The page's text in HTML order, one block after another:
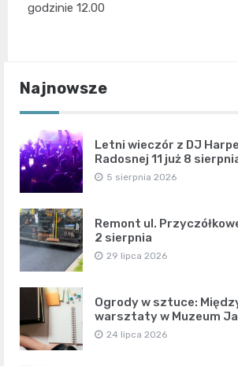
godzinie 12.00
Najnowsze
Letni wieczór z DJ
Radosnej 11 już 8
5 sierpnia 2026
Remont ul.
2 sierpnia
29 lipca 2026
Ogrody w sztuce:
warsztaty w Muzeum
24 lipca 2026